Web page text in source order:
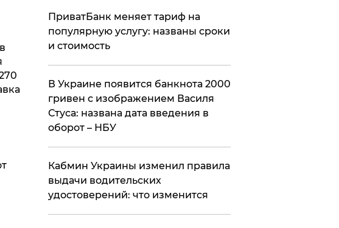
ПриватБанк меняет тариф на
популярную услугу: названы сроки
и стоимость
В Украине появится банкнота 2000
гривен с изображением Василя
Стуса: названа дата введения в
оборот – НБУ
Кабмин Украины изменил правила
выдачи водительских
удостоверений: что изменится